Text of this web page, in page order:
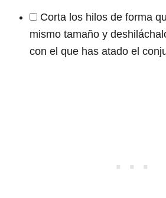
Corta los hilos de forma
mismo tamaño y
con el que has atado el